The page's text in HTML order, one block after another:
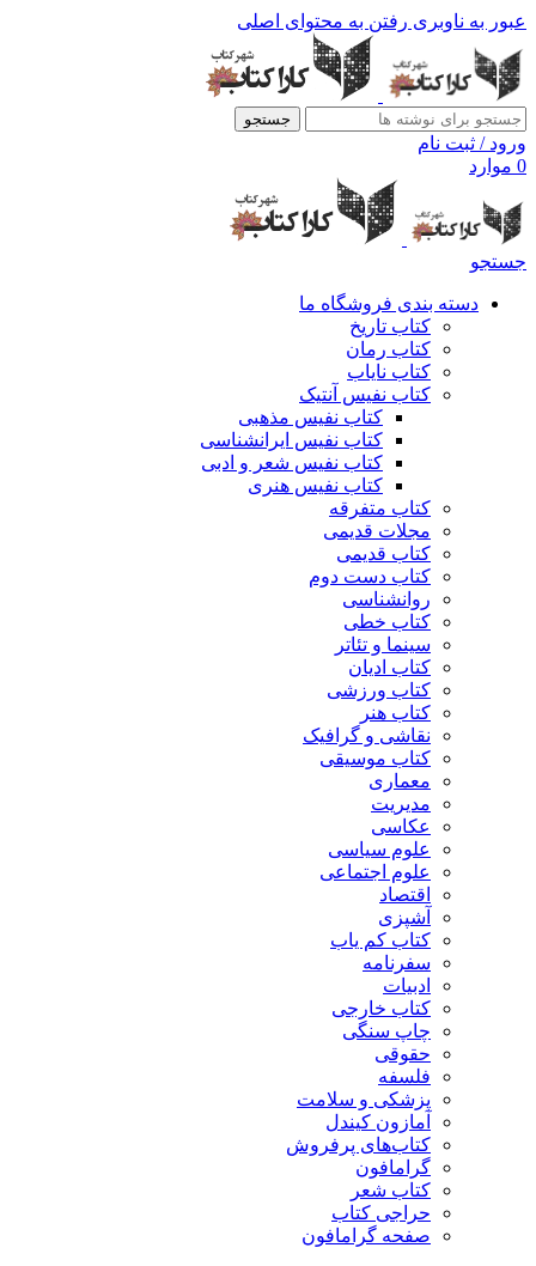
عبور به ناوبری رفتن به محتوای اصلی
جستجو
ورود / ثبت نام
0 موارد
جستجو
دسته بندی فروشگاه ما
کتاب تاریخ
کتاب رمان
کتاب نایاب
کتاب نفیس آنتیک
کتاب نفیس مذهبی
کتاب نفیس ایرانشناسی
کتاب نفیس شعر و ادبی
کتاب نفیس هنری
کتاب متفرقه
مجلات قدیمی
کتاب قدیمی
کتاب دست دوم
روانشناسی
کتاب خطی
سینما و تئاتر
کتاب ادیان
کتاب ورزشی
کتاب هنر
نقاشی و گرافیک
کتاب موسیقی
معماری
مدیریت
عکاسی
علوم سیاسی
علوم اجتماعی
اقتصاد
آشپزی
کتاب کم یاب
سفرنامه
ادبیات
کتاب خارجی
چاپ سنگی
حقوقی
فلسفه
پزشکی و سلامت
آمازون کیندل
کتاب‌های پرفروش
گرامافون
کتاب شعر
حراجی کتاب
صفحه گرامافون